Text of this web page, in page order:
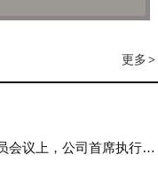
可达5000万元。工
出，交通运输领域首
O2O/新零售负责人
生命科学行业外部招
更多 >
会议上，公司首席执行官